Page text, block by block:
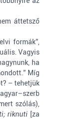
áttetsző
formák”,
Vagyis
ha
Míg
– tehetjük
szólás),
riknuti [za